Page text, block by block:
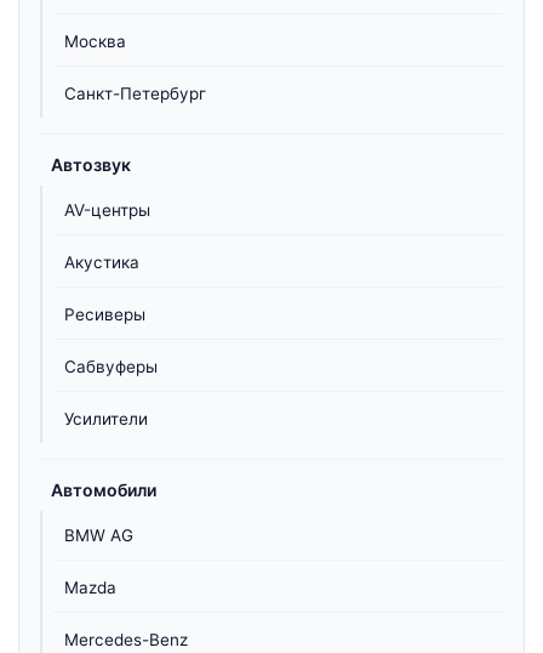
Москва
Санкт-Петербург
Автозвук
AV-центры
Акустика
Ресиверы
Сабвуферы
Усилители
Автомобили
BMW AG
Mazda
Mercedes-Benz